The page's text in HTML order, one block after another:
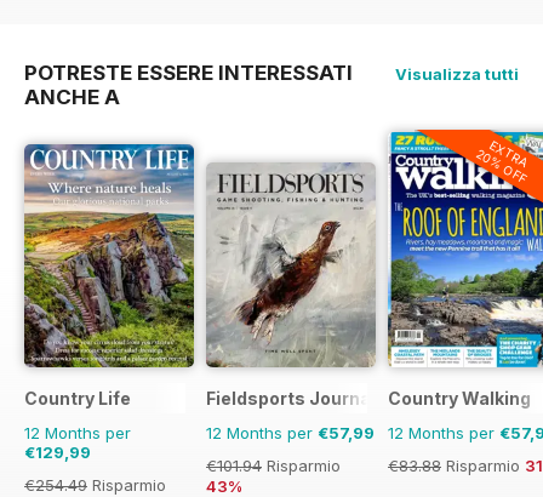
POTRESTE ESSERE INTERESSATI
ANCHE A
Visualizza tutti
Country Life
12 Months per
€129,99
€254.49 Risparmio
Fieldsports Journal
12 Months per €57,99
€101.94 Risparmio
43%
EXTRA
20% OFF
Country Walking
12 Months per
€83.88 Risparmio